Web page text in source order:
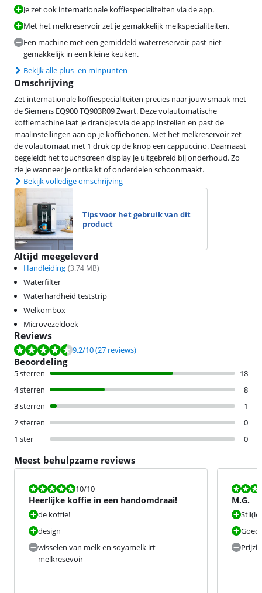
Je zet ook internationale koffiespecialiteiten via de app.
Met het melkreservoir zet je gemakkelijk melkspecialiteiten.
Een machine met een gemiddeld waterreservoir past niet
gemakkelijk in een kleine keuken.
Bekijk alle plus- en minpunten
Omschrijving
Zet internationale koffiespecialiteiten precies naar jouw smaak met
de Siemens EQ900 TQ903R09 Zwart. Deze volautomatische
koffiemachine laat je drankjes via de app instellen en past de
maalinstellingen aan op je koffiebonen. Met het melkreservoir zet
de volautomaat met 1 druk op de knop een cappuccino. Daarnaast
begeleidt het touchscreen display je uitgebreid bij onderhoud. Zo
zie je wanneer je ontkalkt of onderdelen schoonmaakt.
Bekijk volledige omschrijving
Tips voor het gebruik van dit
product
Altijd meegeleverd
Handleiding (3.74 MB)
Waterfilter
Waterhardheid teststrip
Welkombox
Microvezeldoek
Reviews
Beoordeling is 9,2 van de 10, gebaseerd op 27 reviews.
9,2/10(27 reviews)
Beoordeling
5 sterren
18
4 sterren
8
3 sterren
1
2 sterren
0
1 ster
0
Meest behulpzame reviews
Beoordeling is 10 van de 10.
10/10
Heerlijke koffie in een handomdraai!
de koffie!
design
wisselen van melk en soyamelk irt
melkresevoir
M.G.